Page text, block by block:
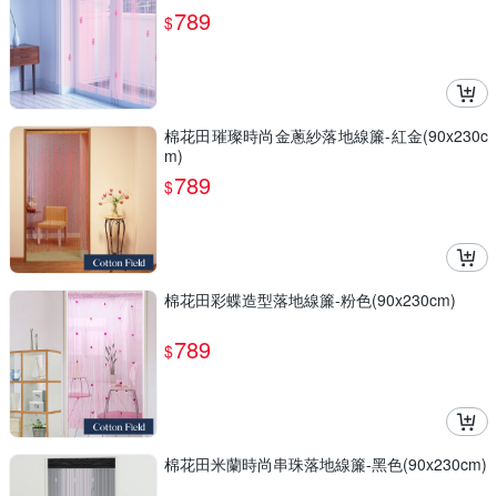
$789
棉花田璀璨時尚金蔥紗落地線簾-紅金(90x230c
m)
$789
棉花田彩蝶造型落地線簾-粉色(90x230cm)
$789
棉花田米蘭時尚串珠落地線簾-黑色(90x230cm)